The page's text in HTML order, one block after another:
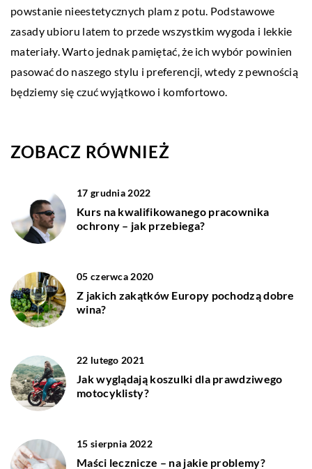
powstanie nieestetycznych plam z potu. Podstawowe
zasady ubioru latem to przede wszystkim wygoda i lekkie
materiały. Warto jednak pamiętać, że ich wybór powinien
pasować do naszego stylu i preferencji, wtedy z pewnością
będziemy się czuć wyjątkowo i komfortowo.
ZOBACZ RÓWNIEŻ
17 grudnia 2022
Kurs na kwalifikowanego pracownika
ochrony – jak przebiega?
05 czerwca 2020
Z jakich zakątków Europy pochodzą dobre
wina?
22 lutego 2021
Jak wyglądają koszulki dla prawdziwego
motocyklisty?
15 sierpnia 2022
Maści lecznicze – na jakie problemy?